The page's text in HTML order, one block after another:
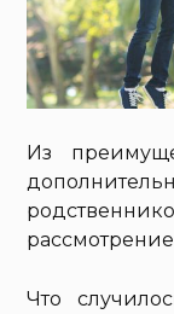
Из
Что